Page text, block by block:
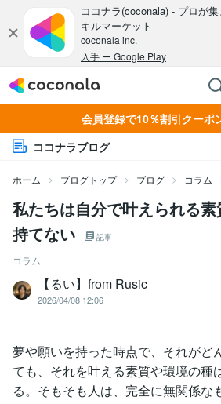
会員登録で10％割引クーポ
ココナラブログ
ホーム ブログトップ ブログ コラム
私たちは自分で叶えられる
持てない
記事
コラム
【るい】from Rusic
2026/04/08 12:06
夢や願いを持った時点で、それがど
ても、それを叶える素質や環境の種
る。そもそも人は、完全に無関係な